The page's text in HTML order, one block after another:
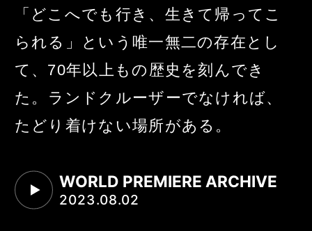
「どこへでも行き、生きて帰ってこ
られる」という 唯一無二の存在とし
て、70年以上もの歴史を刻んでき
た。
ランドクルーザーでなければ、
たどり着けない場所がある。
WORLD PREMIERE ARCHIVE
2023.08.02